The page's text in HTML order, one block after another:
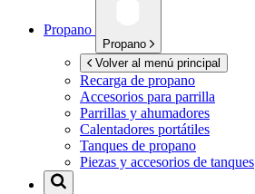
Propano
Propano
Volver al menú principal
Recarga de propano
Accesorios para parrilla
Parrillas y ahumadores
Calentadores portátiles
Tanques de propano
Piezas y accesorios de tanques